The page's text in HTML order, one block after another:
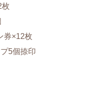
枚
券×12枚
5個捺印